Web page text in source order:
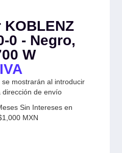
0 - Negro,
W
mostrarán al introducir
dirección de envío
Sin Intereses en
MXN